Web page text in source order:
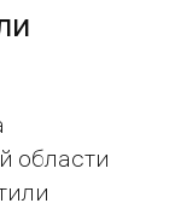
области